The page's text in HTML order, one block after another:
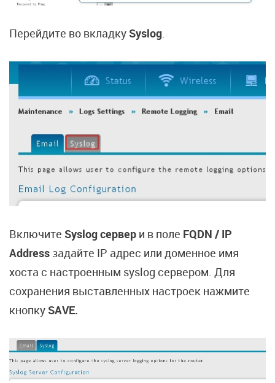
Перейдите во вкладкуSyslog
Включите Syslogсервер и в поле FQDN / IP
Address задайте IP адрес или доменное имя
хоста с настроенным syslog сервером. Для
сохранения выставленных настроек нажмите
кнопкуSAVE.